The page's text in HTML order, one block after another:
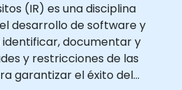
(IR) es una disciplina
desarrollo de software y
documentar y
y restricciones de las
garantizar el éxito del